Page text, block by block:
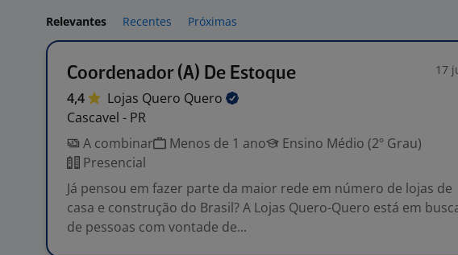
Relevantes Recentes Próximas
Coordenador (A) De Estoque 17
4,4 Lojas Quero Quero
Cascavel - PR
A combinar
Menos de 1 ano
Ensino Médio (2º Grau)
Presencial
Já pensou em fazer parte da maior rede em número de lojas de
casa e construção do Brasil? A Lojas Quero-Quero está em
de pessoas com vontade de...